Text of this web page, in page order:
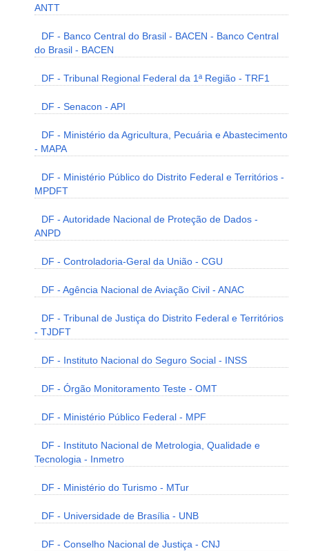
ANTT
DF - Banco Central do Brasil - BACEN - Banco Central
do Brasil - BACEN
DF - Tribunal Regional Federal da 1ª Região - TRF1
DF - Senacon - API
DF - Ministério da Agricultura, Pecuária e Abastecimento
- MAPA
DF - Ministério Público do Distrito Federal e Territórios -
MPDFT
DF - Autoridade Nacional de Proteção de Dados -
ANPD
DF - Controladoria-Geral da União - CGU
DF - Agência Nacional de Aviação Civil - ANAC
DF - Tribunal de Justiça do Distrito Federal e Territórios
- TJDFT
DF - Instituto Nacional do Seguro Social - INSS
DF - Órgão Monitoramento Teste - OMT
DF - Ministério Público Federal - MPF
DF - Instituto Nacional de Metrologia, Qualidade e
Tecnologia - Inmetro
DF - Ministério do Turismo - MTur
DF - Universidade de Brasília - UNB
DF - Conselho Nacional de Justiça - CNJ